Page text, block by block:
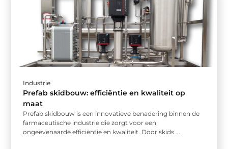
Industrie
Prefab skidbouw: efficiëntie en kwaliteit op
maat
Prefab skidbouw is een innovatieve benadering binnen de
farmaceutische industrie die zorgt voor een
ongeëvenaarde efficiëntie en kwaliteit. Door skids ...